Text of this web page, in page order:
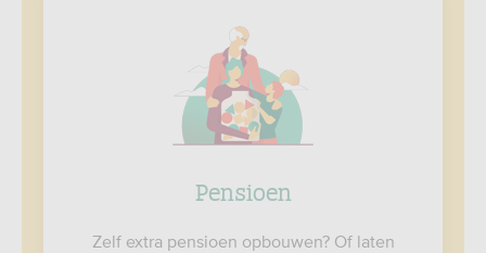
Pensioen
Zelf extra pensioen opbouwen? Of laten